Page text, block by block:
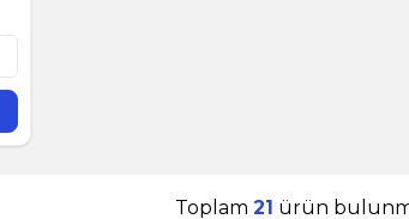
Toplam 21 ürün